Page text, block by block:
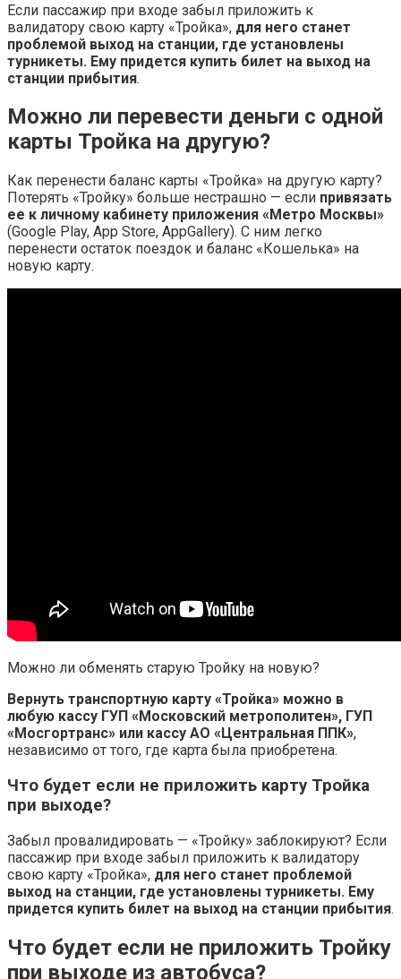
Если пассажир при входе забыл приложить к
валидатору свою карту «Тройка», для него станет
проблемой выход на станции, где установлены
турникеты. Ему придется купить билет на выход на
станции прибытия.
Можно ли перевести деньги с одной
карты Тройка на другую?
Как перенести баланс карты «Тройка» на другую карту?
Потерять «Тройку» больше нестрашно — если привязать
ее к личному кабинету приложения «Метро Москвы»
(Google Play, App Store, AppGallery). С ним легко
перенести остаток поездок и баланс «Кошелька» на
новую карту.
Можно ли обменять старую Тройку на новую?
Вернуть транспортную карту «Тройка» можно в
любую кассу ГУП «Московский метрополитен», ГУП
«Мосгортранс» или кассу АО «Центральная ППК»,
независимо от того, где карта была приобретена.
Что будет если не приложить карту Тройка
при выходе?
Забыл провалидировать — «Тройку» заблокируют? Если
пассажир при входе забыл приложить к валидатору
свою карту «Тройка», для него станет проблемой
выход на станции, где установлены турникеты. Ему
придется купить билет на выход на станции прибытия.
Что будет если не приложить Тройку
при выходе из автобуса?